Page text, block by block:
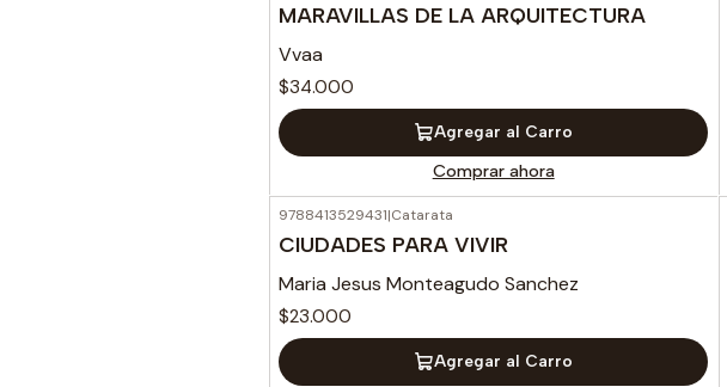
MARAVILLAS DE LA ARQUITECTURA
Vvaa
$34.000
Agregar al Carro
Comprar ahora
9788413529431|Catarata
CIUDADES PARA VIVIR
Maria Jesus Monteagudo Sanchez
$23.000
Agregar al Carro